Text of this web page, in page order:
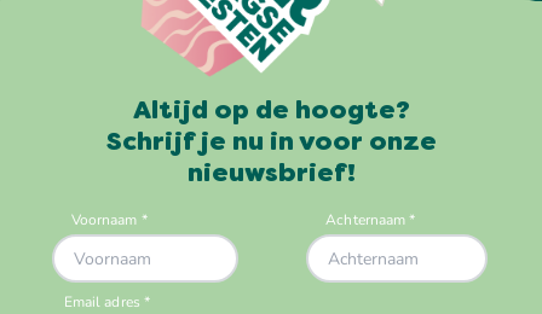
Altijd op de hoogte?
Schrijf je nu in voor onze
nieuwsbrief!